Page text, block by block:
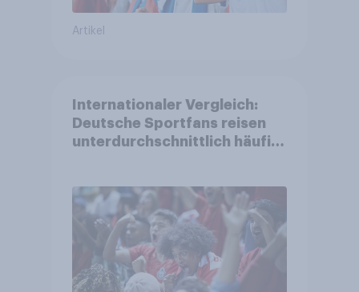
Artikel
Internationaler Vergleich:
Deutsche Sportfans reisen
unterdurchschnittlich häufig